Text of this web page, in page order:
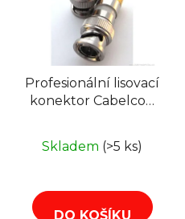
Profesionální lisovací
konektor Cabelcon
Skladem (>5 ks)
DO KOŠÍKU